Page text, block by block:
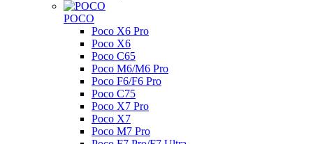
POCO
Poco X6 Pro
Poco X6
Poco C65
Poco M6/M6 Pro
Poco F6/F6 Pro
Poco C75
Poco X7 Pro
Poco X7
Poco M7 Pro